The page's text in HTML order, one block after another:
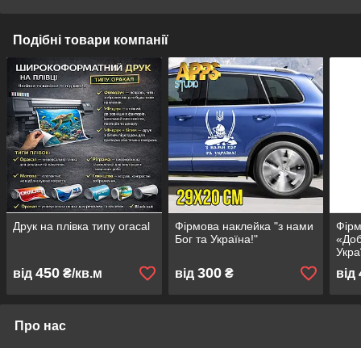
Подібні товари компанії
Друк на плівка типу oracal
від 450 ₴/кв.м
Фірмова наклейка "з нами
Бог та Україна!"
від 300₴ від
Про нас